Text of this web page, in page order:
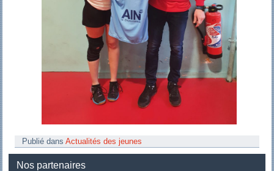
Publié dans Actualités des jeunes
Nos partenaires